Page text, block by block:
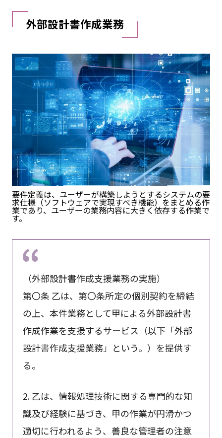
外部設計書作成業務
要件定義は、ユーザーが構築しようとするシステムの要
求仕様（ソフトウェアで実現すべき機能）をまとめる作
業であり、ユーザーの業務内容に大きく依存する作業で
す。
（外部設計書作成支援業務の実施）
第〇条 乙は、第〇条所定の個別契約を締結
の上、本件業務として甲による外部設計書
作成作業を支援するサービス（以下「外部
設計書作成支援業務」という。）を提供す
る。
2. 乙は、情報処理技術に関する専門的な知
識及び経験に基づき、甲の作業が円滑かつ
適切に行われるよう、善良な管理者の注意